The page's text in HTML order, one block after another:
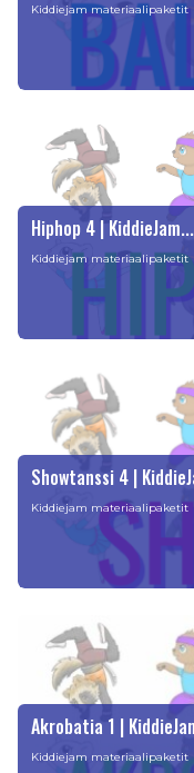
Kiddiejam materiaalipaketit
Hiphop 4 | KiddieJam...
Kiddiejam materiaalipaketit
Showtanssi 4 |
Kiddiejam materiaalipaketit
Akrobatia 1 |
Kiddiejam materiaalipaketit